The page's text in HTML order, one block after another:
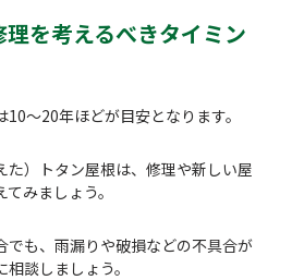
理を考えるべきタイミン
～20年ほどが目安となります。
た）トタン屋根は、修理や新しい屋
みましょう。
でも、雨漏りや破損などの不具合が
談しましょう。